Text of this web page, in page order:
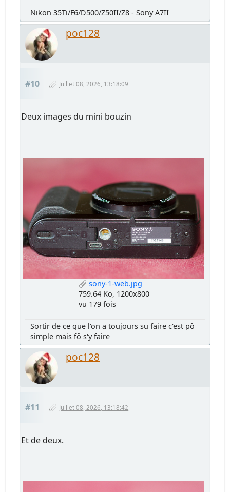
Nikon 35Ti/F6/D500/Z50II/Z8 - Sony A7II
poc128
#10 Juillet 08, 2026, 13:18:09
Deux images du mini bouzin
sony-1-web.jpg
759.64 Ko, 1200x800
vu 179 fois
Sortir de ce que l'on a toujours su faire c'est pô
simple mais fô s'y faire
poc128
#11 Juillet 08, 2026, 13:18:42
Et de deux.